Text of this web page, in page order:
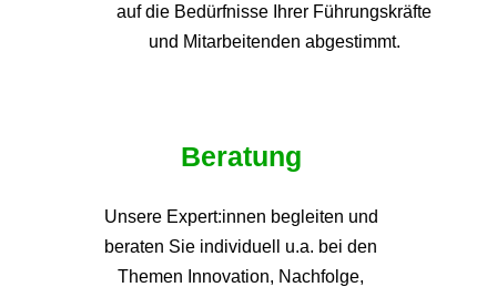
auf die Bedürfnisse Ihrer Führungskräfte
und Mitarbeitenden abgestimmt.
Beratung
Unsere Expert:innen begleiten und
beraten Sie individuell u.a. bei den
Themen Innovation, Nachfolge,